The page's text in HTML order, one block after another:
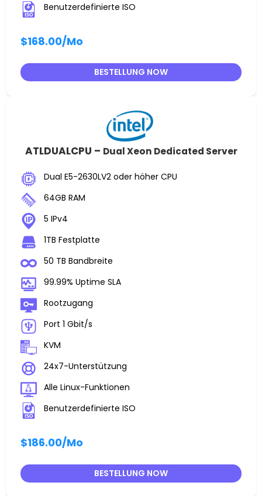
Benutzerdefinierte ISO
$168.00/Mo
BESTELLUNG NOW
ATLDUALCPU – Dual Xeon Dedicated Server
Dual E5-2630LV2 oder höher CPU
64GB RAM
5 IPv4
1TB Festplatte
50 TB Bandbreite
99.99% Uptime SLA
Rootzugang
Port 1 Gbit/s
KVM
24x7-Unterstützung
Alle Linux-Funktionen
Benutzerdefinierte ISO
$186.00/Mo
BESTELLUNG NOW